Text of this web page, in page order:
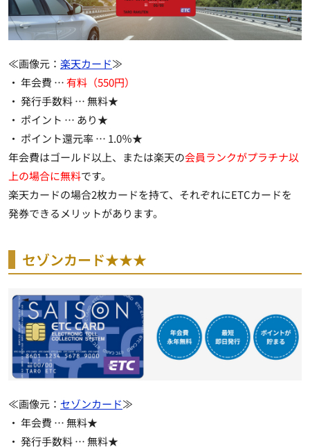
≪画像元： 楽天カード≫
・ 年会費 …有料（550円）
・ 発行手数料 …無料★
・ ポイント … あり★
・ ポイント還元率 … 1.0％★
年会費はゴールド以上、または楽天の会員ランクがプラチナ以
上の場合に無料です。
楽天カードの場合2枚カードを持て、それぞれにETCカードを
発券できるメリットがあります。
セゾンカード★★★
≪画像元： セゾンカード≫
・ 年会費 …無料★
・ 発行手数料 …無料★